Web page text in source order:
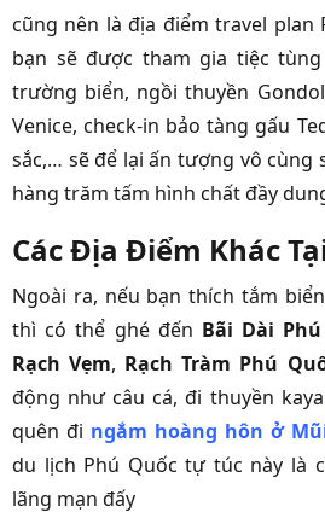
cũng nên là địa điểm travel plan
bạn sẽ được tham gia tiệc
trường biển, ngồi thuyền
Venice, check-in bảo tàng gấu
sắc,… sẽ để lại ấn tượng vô cùng
hàng trăm tấm hình chất đầy
Các Địa Điểm Khác
Ngoài ra, nếu bạn thích tắm
thì có thể ghé đến Bãi Dài
Rạch Vẹm, Rạch Tràm Phú
động như câu cá, đi thuyền
quên đi ngắm hoàng hôn ở
du lịch Phú Quốc tự túc này là
lãng mạn đấy